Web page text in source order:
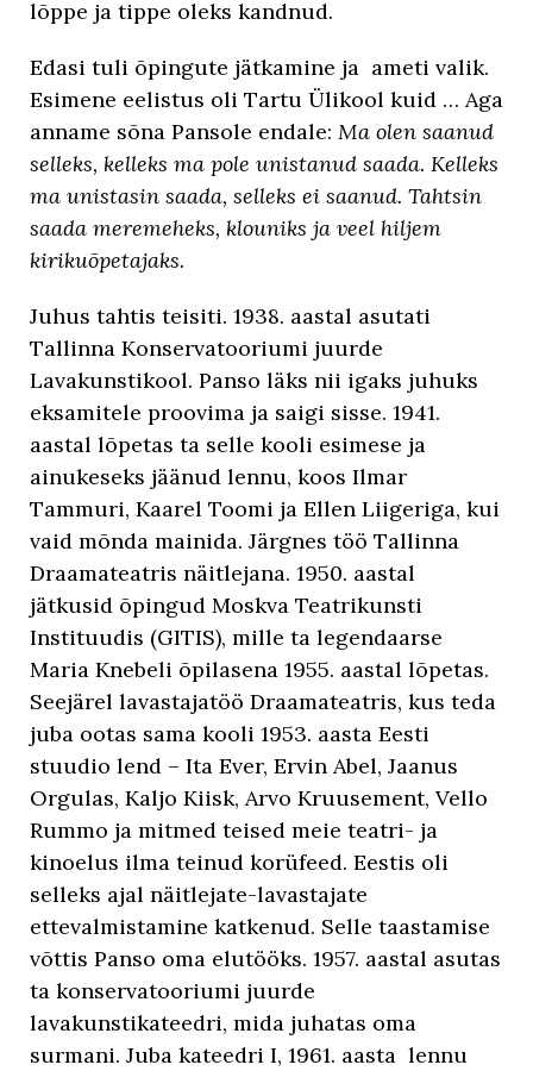
lõppe ja tippe oleks kandnud.
Edasi tuli õpingute jätkamine ja ameti valik.
Esimene eelistus oli Tartu Ülikool kuid … Aga
anname sõna Pansole endale: Ma olen saanud
selleks, kelleks ma pole unistanud saada. Kelleks
ma unistasin saada, selleks ei saanud. Tahtsin
saada meremeheks, klouniks ja veel hiljem
kirikuõpetajaks.
Juhus tahtis teisiti. 1938. aastal asutati
Tallinna Konservatooriumi juurde
Lavakunstikool. Panso läks nii igaks juhuks
eksamitele proovima ja saigi sisse. 1941.
aastal lõpetas ta selle kooli esimese ja
ainukeseks jäänud lennu, koos Ilmar
Tammuri, Kaarel Toomi ja Ellen Liigeriga, kui
vaid mõnda mainida. Järgnes töö Tallinna
Draamateatris näitlejana. 1950. aastal
jätkusid õpingud Moskva Teatrikunsti
Instituudis (GITIS), mille ta legendaarse
Maria Knebeli õpilasena 1955. aastal lõpetas.
Seejärel lavastajatöö Draamateatris, kus teda
juba ootas sama kooli 1953. aasta Eesti
stuudio lend – Ita Ever, Ervin Abel, Jaanus
Orgulas, Kaljo Kiisk, Arvo Kruusement, Vello
Rummo ja mitmed teised meie teatri- ja
kinoelus ilma teinud korüfeed. Eestis oli
selleks ajal näitlejate-lavastajate
ettevalmistamine katkenud. Selle taastamise
võttis Panso oma elutööks. 1957. aastal asutas
ta konservatooriumi juurde
lavakunstikateedri, mida juhatas oma
surmani. Juba kateedri I, 1961. aasta lennu